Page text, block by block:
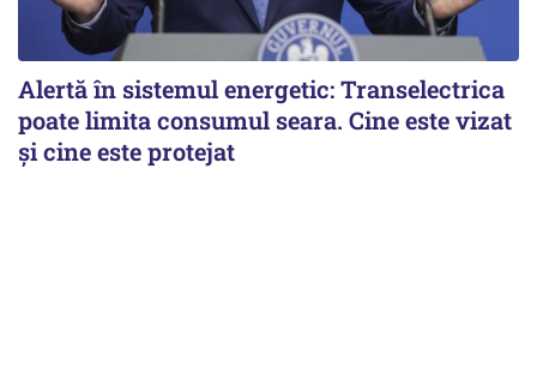
Alertă în sistemul energetic: Transelectrica
poate limita consumul seara. Cine este vizat
și cine este protejat